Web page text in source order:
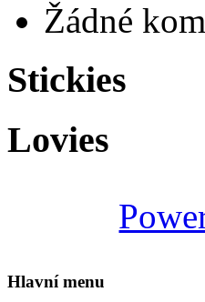
Žádné
Stickies
Lovies
Hlavní menu